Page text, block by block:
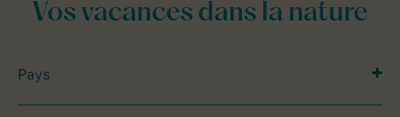
Vos vacances dans la nature
Pays